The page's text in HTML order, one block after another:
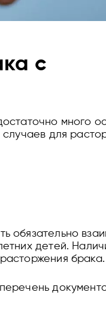
с
много
для
обязательно
детей.
брака.